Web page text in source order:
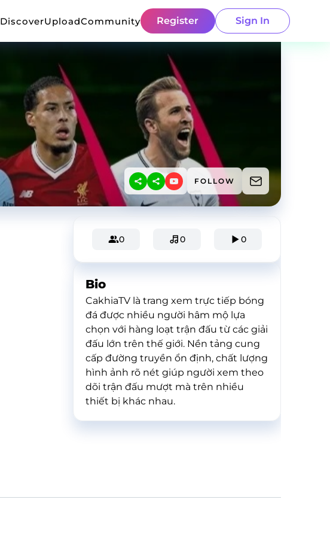
DiscoverUploadCommunity Register Sign In
FOLLOW
0 0 0
Bio
CakhiaTV là trang xem trực tiếp bóng
đá được nhiều người hâm mộ lựa
chọn với hàng loạt trận đấu từ các giải
đấu lớn trên thế giới. Nền tảng cung
cấp đường truyền ổn định, chất lượng
hình ảnh rõ nét giúp người xem theo
dõi trận đấu mượt mà trên nhiều
thiết bị khác nhau.